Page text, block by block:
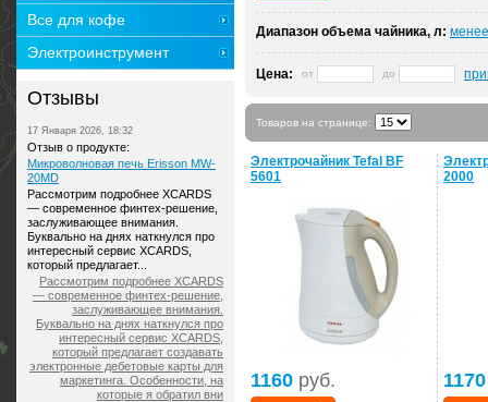
Диапазон объема чайника, л:
Цена: от до
Товаров на странице:
Электрочайник Tefal BF
5601
1160 руб.
2000
1170
Все для кофе
Электроинструмент
Отзывы
17 Января 2026, 18:32
Отзыв о продукте:
Микроволновая печь Erisson MW-
20MD
Рассмотрим подробнее XCARDS
— современное финтех-решение,
заслуживающее внимания.
Буквально на днях наткнулся про
интересный сервис XCARDS,
который предлагает...
Рассмотрим подробнее XCARDS
— современное финтех-решение,
заслуживающее внимания.
Буквально на днях наткнулся про
интересный сервис XCARDS,
который предлагает создавать
электронные дебетовые карты для
маркетинга. Особенности, на
которые я обратил вни